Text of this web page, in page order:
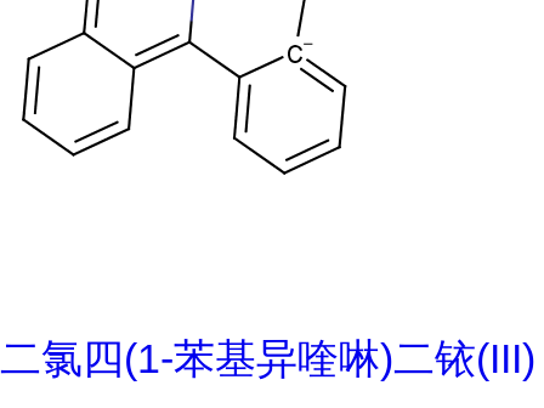
二氯四(1-苯基异喹啉)二铱(III)